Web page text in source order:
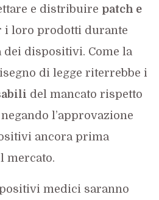
e distribuire patch e
i loro prodotti durante
dei dispositivi. Come la
di legge riterrebbe i
del mancato rispetto
l’approvazione
ancora prima
mercato.
medici saranno